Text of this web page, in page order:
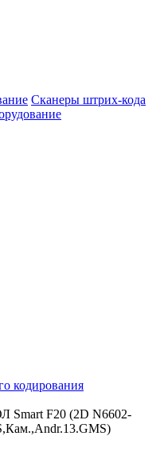
Сканеры штрих-кода
кодирования
Smart F20 (2D N6602-